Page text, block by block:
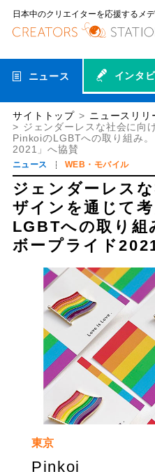
日本中のクリエイターを応援するメ
ニュース インタ
サイトトップ
ニュースリリ
ジェンダーレスな社会に向
PinkoiのLGBTへの取り組み
2021」へ協賛
ニュース WEB・モバイル
ジェンダーレス
ザインを通じて
LGBTへの取り組
ボープライド
東京
Pinkoi